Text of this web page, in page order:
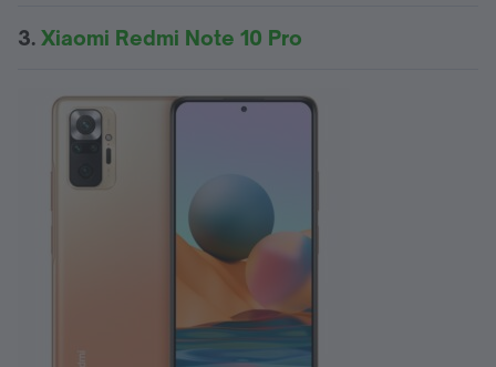
3. Xiaomi Redmi Note 10 Pro